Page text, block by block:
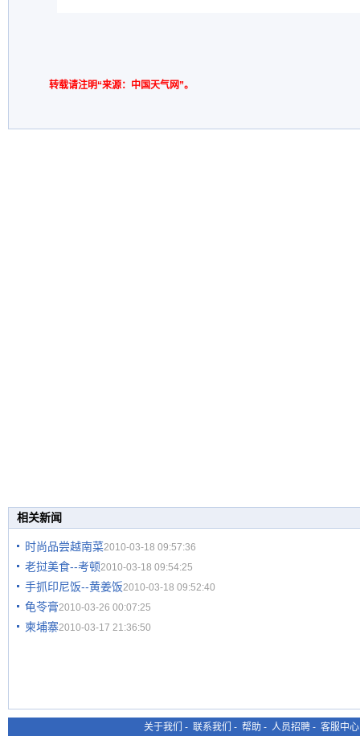
转载请注明“来源：中国天气网”。
相关新闻
时尚品尝越南菜2010-03-18 09:57:36
老挝美食--考顿2010-03-18 09:54:25
手抓印尼饭--黄姜饭2010-03-18 09:52:40
龟苓膏2010-03-26 00:07:25
柬埔寨2010-03-17 21:36:50
关于我们 - 联系我们 - 帮助 - 人员招聘 - 客服中心